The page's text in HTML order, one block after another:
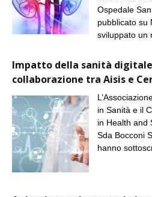
Ospedale
pubblicato su
sviluppato un
Impatto della sanità digitale
collaborazione tra Aisis e
in Sanità e il
in Health and
Sda Bocconi
hanno